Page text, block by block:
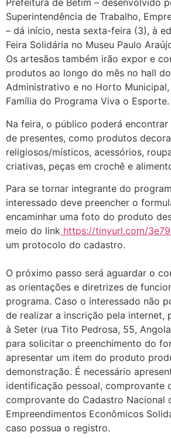
Prefeitura de Betim – desenvolvido
Superintendência de Trabalho,
– dá início, nesta sexta-feira (3), à
Feira Solidária no Museu Paulo
Os artesãos também irão expor e
produtos ao longo do mês no hall
Administrativo e no Horto Municipal,
Família do Programa Viva o
Na feira, o público poderá
de presentes, como produtos
religiosos/místicos, acessórios,
criativas, peças em crochê e
Para se tornar integrante do
interessado deve preencher o
encaminhar uma foto do produto
meio do link https://tinyurl.com/
um protocolo do cadastro.
O próximo passo será aguardar o
as orientações e diretrizes de
programa. Caso o interessado não
de realizar a inscrição pela internet,
à Seter (rua Tito Pedrosa, 55,
para solicitar o preenchimento do
apresentar um item do produto
demonstração. É necessário
identificação pessoal, comprovante
comprovante do Cadastro Nacional
Empreendimentos Econômicos
caso possua o registro.